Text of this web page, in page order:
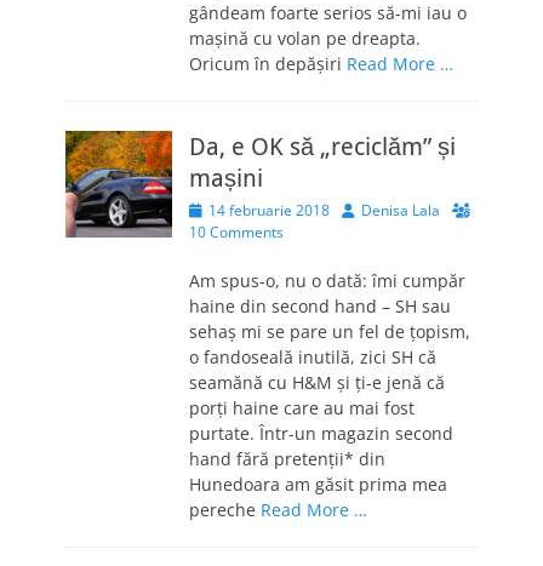
gândeam foarte serios să-mi iau o
mașină cu volan pe dreapta.
Oricum în depășiri Read More …
Da, e OK să „reciclăm” și
mașini
Posted
on
14 februarie 2018 AuthorDenisa Lala
10 Comments
Am spus-o, nu o dată: îmi cumpăr
haine din second hand – SH sau
sehaș mi se pare un fel de țopism,
o fandoseală inutilă, zici SH că
seamănă cu H&M și ți-e jenă că
porți haine care au mai fost
purtate. Într-un magazin second
hand fără pretenții* din
Hunedoara am găsit prima mea
pereche Read More …